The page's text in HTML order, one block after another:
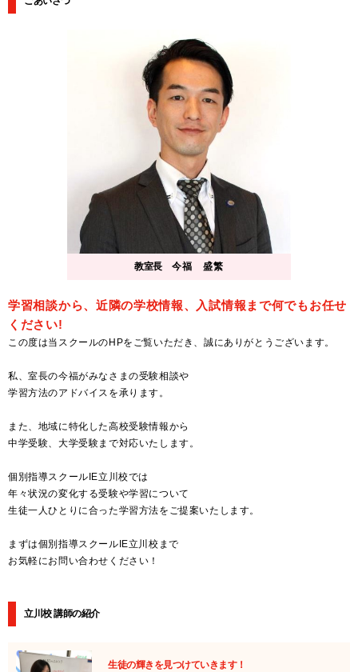
教室長 今福 盛繁
学習相談から、近隣の学校情報、入試情報まで何でもお任せ
ください!
この度は当スクールのHPをご覧いただき、誠にありがとうございます。
私、室長の今福がみなさまの受験相談や
学習方法のアドバイスを承ります。
また、地域に特化した高校受験情報から
中学受験、大学受験まで対応いたします。
個別指導スクールIE立川校では
年々状況の変化する受験や学習について
生徒一人ひとりに合った学習方法をご提案いたします。
まずは個別指導スクールIE立川校まで
お気軽にお問い合わせください！
立川校 講師の紹介
生徒の輝きを見つけていきます！